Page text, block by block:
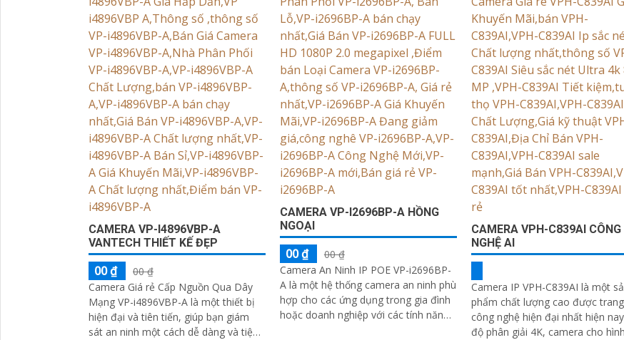
CAMERA VP-I4896VBP-A
VANTECH THIẾT KẾ ĐẸP
00 ₫
00 ₫
Camera Giá rẻ Cấp Nguồn Qua Dây
Mạng VP-i4896VBP-A là một thiết bị
hiện đại và tiên tiến, giúp bạn giám
sát an ninh một cách dễ dàng và tiện
CAMERA VP-I2696BP-A HỒNG
NGOẠI
00 ₫
00 ₫
Camera An Ninh IP POE VP-i2696BP-
A là một hệ thống camera an ninh phù
hợp cho các ứng dụng trong gia đình
hoặc doanh nghiệp với các tính năng
CAMERA VPH-C839AI CÔNG
NGHỆ AI
Camera IP VPH-C839AI là một
phẩm chất lượng cao được
công nghệ hiện đại nhất hiện nay.
độ phân giải 4K, camera cho